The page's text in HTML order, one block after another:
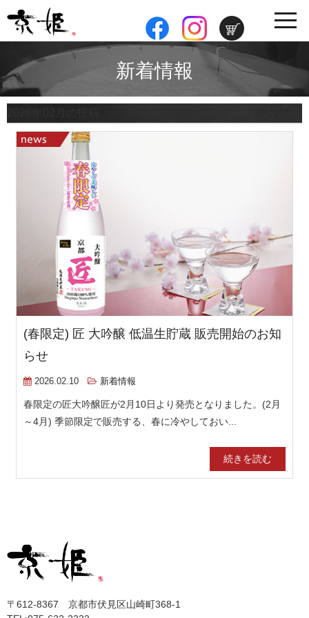
toggle
新着情報
(春限定) 匠 大吟醸 低温生貯蔵 販売開始のお知
らせ
2026.02.10 新着情報
春限定の匠大吟醸匠が2月10日より発売となりました。(2月
～4月) 季節限定で販売する、春に冷やしておい...
続きを読む
〒612-8367 京都市伏見区山崎町368-1